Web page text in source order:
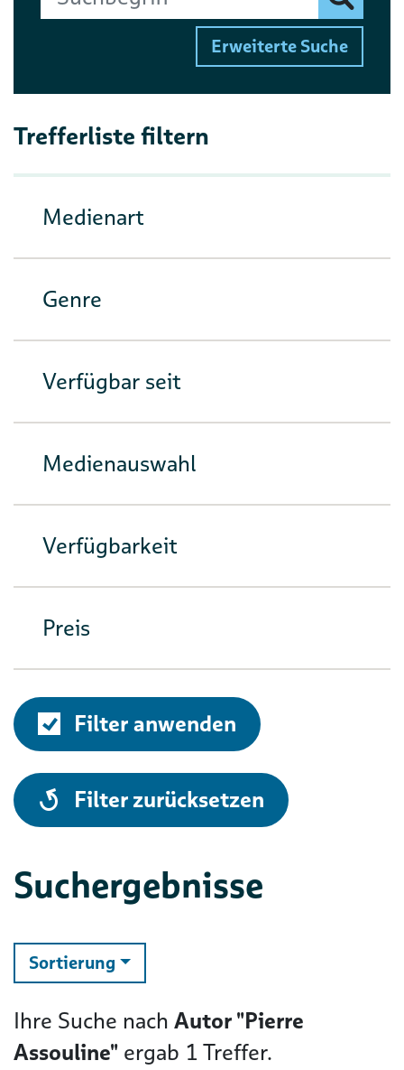
Finden
Erweiterte Suche
Trefferliste filtern
Medienart
Genre
Verfügbar seit
Medienauswahl
Verfügbarkeit
Preis
Filter anwenden
alle
Filter zurücksetzen
Suchergebnisse
Sortierung ändern
Ihre Suche nach Autor "Pierre
Assouline" ergab 1 Treffer.